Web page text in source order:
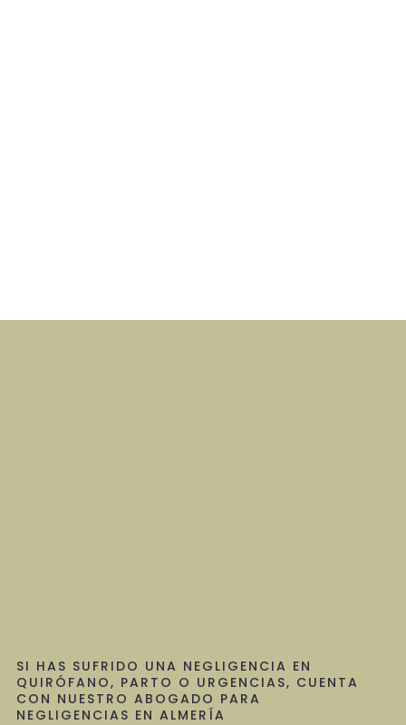
SI HAS SUFRIDO UNA NEGLIGENCIA EN
QUIRÓFANO, PARTO O URGENCIAS, CUENTA
CON NUESTRO ABOGADO PARA
NEGLIGENCIAS EN ALMERÍA